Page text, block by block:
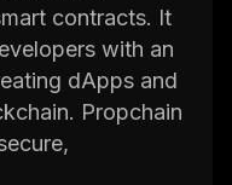
contracts. It
with an
dApps and
Propchain
to store and